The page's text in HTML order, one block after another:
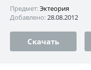
Предмет:Эктеория
Добавлено:28.08.2012
Скачать